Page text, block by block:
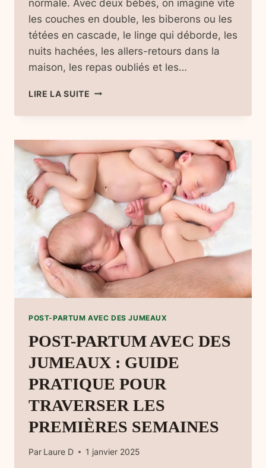
normale. Avec deux bébés, on imagine vite
les couches en double, les biberons ou les
tétées en cascade, le linge qui déborde, les
nuits hachées, les allers-retours dans la
maison, les repas oubliés et les…
LIRE LA SUITE ORGANISER
MAISON
L’ARRIVÉE
DE
JUMEAUX
GUIDE
PRATIQUE
ET
RÉALISTE
POST-PARTUM AVEC DES JUMEAUX
POST-PARTUM AVEC DES
JUMEAUX : GUIDE
PRATIQUE POUR
TRAVERSER LES
PREMIÈRES SEMAINES
Par Laure D 1 janvier 2025